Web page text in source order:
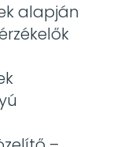
alapján